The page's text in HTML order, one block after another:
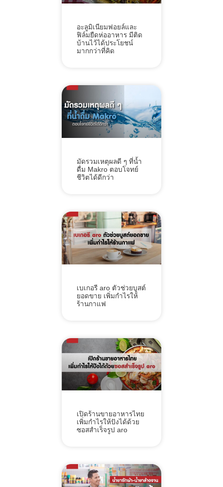
อะลูมิเนียมฟอยล์และ
ฟิล์มยืดห่ออาหาร มีติด
บ้านไว้ได้ประโยชน์
มากกว่าที่คิด
มัดรวมเหตุผลดี ๆ ที่น้ำ
ดื่ม Makro ตอบโจทย์
ชีวิตได้ดีกว่า
เบเกอรี aro ตัวช่วยบูสต์
ยอดขาย เพิ่มกำไรให้
ร้านกาแฟ
เปิดร้านขายอาหารไทย
เพิ่มกำไรให้ปังได้ด้วย
ซอสสำเร็จรูป aro